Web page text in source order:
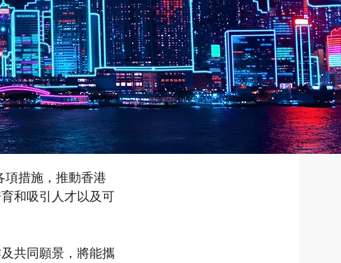
項措施，推動香港
和吸引人才以及可
共同願景，將能攜